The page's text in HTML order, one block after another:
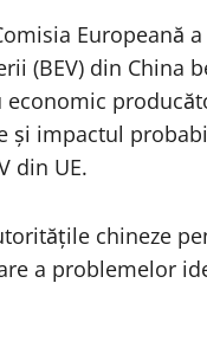
Europeană a
(BEV) din China
și impactul
din UE.
chineze
a problemelor